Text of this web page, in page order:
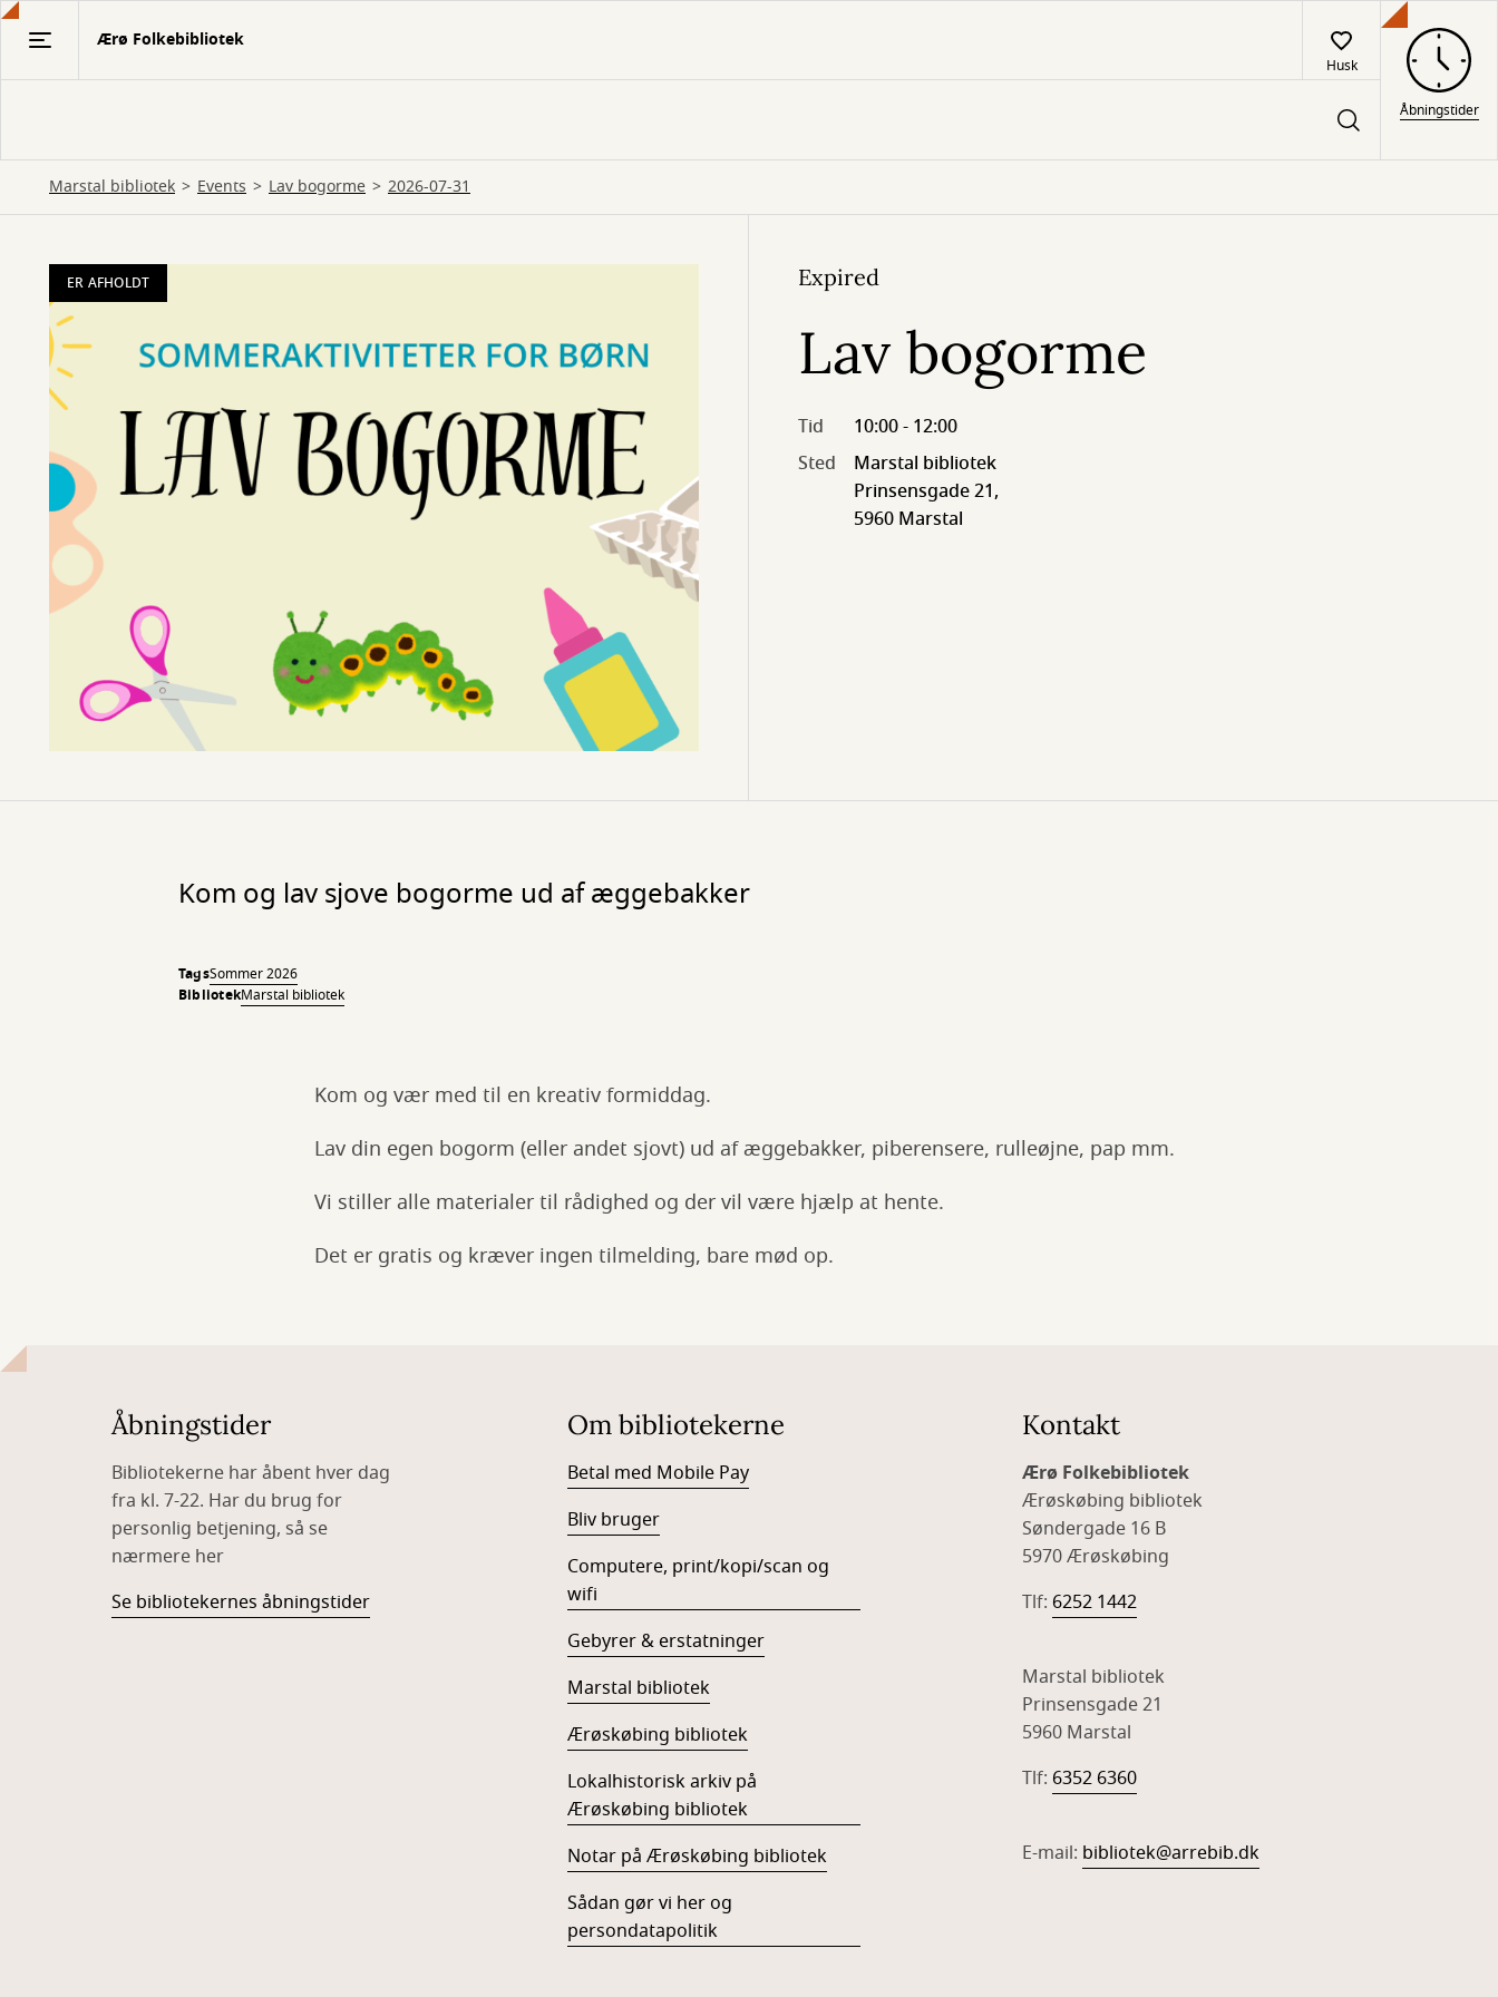
Gå
Ærø Folkebibliotek
Husk
Åbningstider
Marstal bibliotek Events Lav bogorme 2026-07-31
ER AFHOLDT Expired
Lav bogorme
Tid
10:00 - 12:00
Sted
Marstal bibliotek
Prinsensgade 21,
5960 Marstal
Kom og lav sjove bogorme ud af æggebakker
TagsSommer 2026
BibliotekMarstal bibliotek
Kom og vær med til en kreativ formiddag.
Lav din egen bogorm (eller andet sjovt) ud af æggebakker, piberensere, rulleøjne, pap mm.
Vi stiller alle materialer til rådighed og der vil være hjælp at hente.
Det er gratis og kræver ingen tilmelding, bare mød op.
Åbningstider
Bibliotekerne har åbent hver dag
fra kl. 7-22. Har du brug for
personlig betjening, så se
nærmere her
Se bibliotekernes åbningstider
Om bibliotekerne
Betal med Mobile Pay
Bliv bruger
Computere, print/kopi/scan og
wifi
Gebyrer & erstatninger
Marstal bibliotek
Ærøskøbing bibliotek
Lokalhistorisk arkiv på
Ærøskøbing bibliotek
Notar på Ærøskøbing bibliotek
Sådan gør vi her og
persondatapolitik
Kontakt
Ærø Folkebibliotek
Ærøskøbing bibliotek
Søndergade 16 B
5970 Ærøskøbing
Tlf: 6252 1442
Marstal bibliotek
Prinsensgade 21
5960 Marstal
Tlf: 6352 6360
E-mail: bibliotek@arrebib.dk